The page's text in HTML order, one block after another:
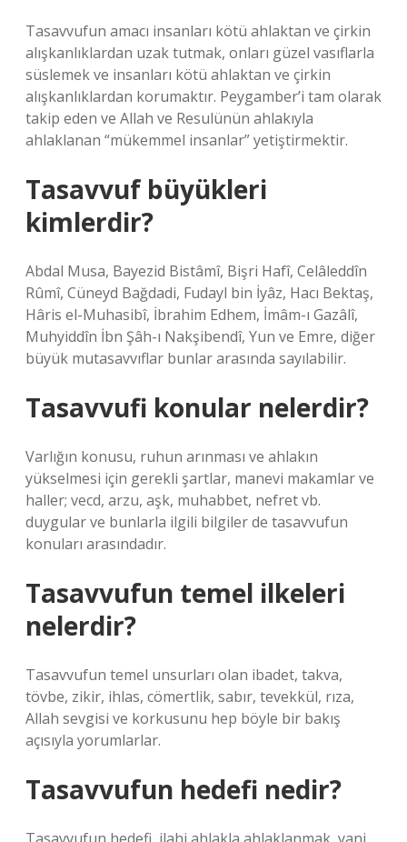
Tasavvufun amacı insanları kötü ahlaktan ve çirkin
alışkanlıklardan uzak tutmak, onları güzel vasıflarla
süslemek ve insanları kötü ahlaktan ve çirkin
alışkanlıklardan korumaktır. Peygamber’i tam olarak
takip eden ve Allah ve Resulünün ahlakıyla
ahlaklanan “mükemmel insanlar” yetiştirmektir.
Tasavvuf büyükleri
kimlerdir?
Abdal Musa, Bayezid Bistâmî, Bişri Hafî, Celâleddîn
Rûmî, Cüneyd Bağdadi, Fudayl bin İyâz, Hacı Bektaş,
Hâris el-Muhasibî, İbrahim Edhem, İmâm-ı Gazâlî,
Muhyiddîn İbn Şâh-ı Nakşibendî, Yun ve Emre, diğer
büyük mutasavvıflar bunlar arasında sayılabilir.
Tasavvufi konular nelerdir?
Varlığın konusu, ruhun arınması ve ahlakın
yükselmesi için gerekli şartlar, manevi makamlar ve
haller; vecd, arzu, aşk, muhabbet, nefret vb.
duygular ve bunlarla ilgili bilgiler de tasavvufun
konuları arasındadır.
Tasavvufun temel ilkeleri
nelerdir?
Tasavvufun temel unsurları olan ibadet, takva,
tövbe, zikir, ihlas, cömertlik, sabır, tevekkül, rıza,
Allah sevgisi ve korkusunu hep böyle bir bakış
açısıyla yorumlarlar.
Tasavvufun hedefi nedir?